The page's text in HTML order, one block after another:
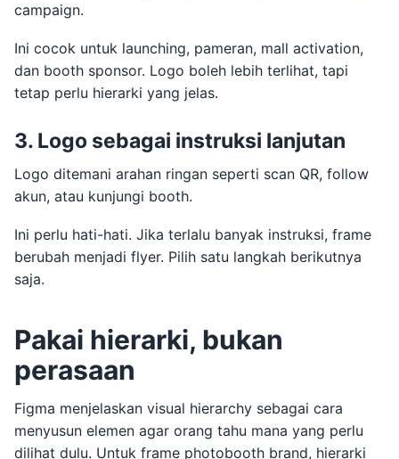
campaign.
Ini cocok untuk launching, pameran, mall activation,
dan booth sponsor. Logo boleh lebih terlihat, tapi
tetap perlu hierarki yang jelas.
3. Logo sebagai instruksi lanjutan
Logo ditemani arahan ringan seperti scan QR, follow
akun, atau kunjungi booth.
Ini perlu hati-hati. Jika terlalu banyak instruksi, frame
berubah menjadi flyer. Pilih satu langkah berikutnya
saja.
Pakai hierarki, bukan
perasaan
Figma menjelaskan visual hierarchy sebagai cara
menyusun elemen agar orang tahu mana yang perlu
dilihat dulu. Untuk frame photobooth brand, hierarki